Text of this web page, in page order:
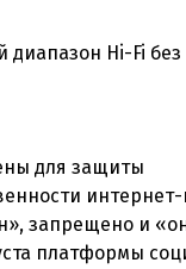
диапазон Hi-Fi
для защиты
интернет-
запрещено и
платформы